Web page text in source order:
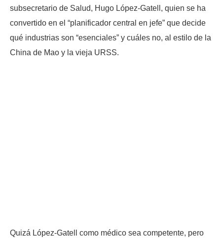
subsecretario de Salud, Hugo López-Gatell, quien se ha
convertido en el “planificador central en jefe” que decide
qué industrias son “esenciales” y cuáles no, al estilo de la
China de Mao y la vieja URSS.
Quizá López-Gatell como médico sea competente, pero